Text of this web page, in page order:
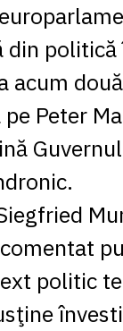
din
acum
Peter
politic